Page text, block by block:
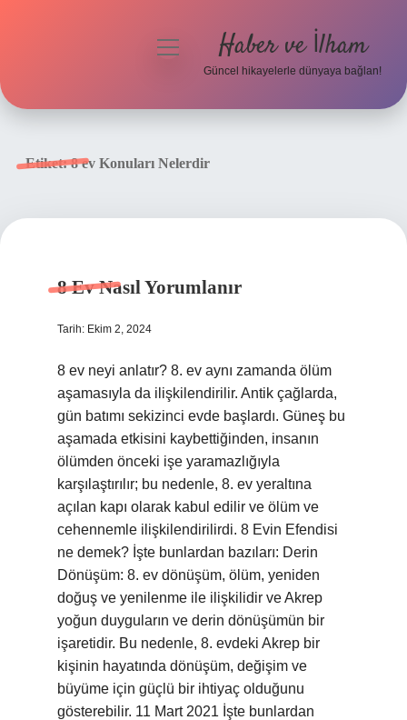
menüyü
Haber ve İlham
Güncel hikayelerle dünyaya bağlan!
Etiket:8 ev Konuları Nelerdir
8 Ev Nasıl Yorumlanır
Tarih: Ekim 2, 2024
8 ev neyi anlatır? 8. ev aynı zamanda ölüm
aşamasıyla da ilişkilendirilir. Antik çağlarda,
gün batımı sekizinci evde başlardı. Güneş bu
aşamada etkisini kaybettiğinden, insanın
ölümden önceki işe yaramazlığıyla
karşılaştırılır; bu nedenle, 8. ev yeraltına
açılan kapı olarak kabul edilir ve ölüm ve
cehennemle ilişkilendirilirdi. 8 Evin Efendisi
ne demek? İşte bunlardan bazıları: Derin
Dönüşüm: 8. ev dönüşüm, ölüm, yeniden
doğuş ve yenilenme ile ilişkilidir ve Akrep
yoğun duyguların ve derin dönüşümün bir
işaretidir. Bu nedenle, 8. evdeki Akrep bir
kişinin hayatında dönüşüm, değişim ve
büyüme için güçlü bir ihtiyaç olduğunu
gösterebilir. 11 Mart 2021 İşte bunlardan